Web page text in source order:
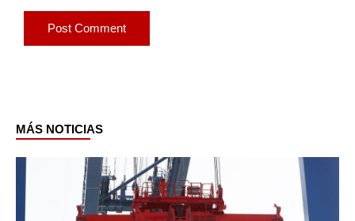
MÁS NOTICIAS
Page Page PagePage